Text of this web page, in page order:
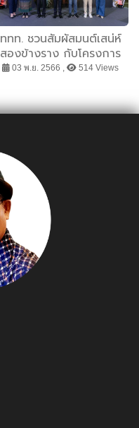
ททท. ชวนสัมผัสมนต์เสน่ห์
สองข้างราง กับโครงการ
“The story of Railway
ท่องเที่ยวชุมชนโดยรถไฟ
03 พ.ย. 2566 , 514 Views